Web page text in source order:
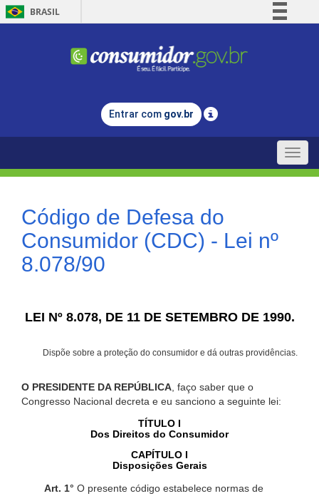
BRASIL
Comunica BR
Legislação
Entrar com gov.br
Toggle
Código de Defesa do
Consumidor (CDC) - Lei nº
8.078/90
LEI Nº 8.078, DE 11 DE SETEMBRO DE 1990.
Dispõe sobre a proteção do consumidor e dá outras providências.
O PRESIDENTE DA REPÚBLICA , faço saber que o
Congresso Nacional decreta e eu sanciono a seguinte lei:
TÍTULO I
Dos Direitos do Consumidor
CAPÍTULO I
Disposições Gerais
Art. 1° O presente código estabelece normas de